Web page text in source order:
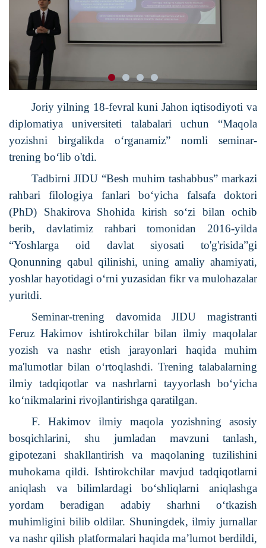
Joriy yilning 18-fevral kuni Jahon iqtisodiyoti va
diplomatiya universiteti talabalari uchun “Maqola
yozishni birgalikda o‘rganamiz” nomli seminar-
trening bo‘lib o'tdi.
Tadbirni JIDU “Besh muhim tashabbus” markazi
rahbari filologiya fanlari bo‘yicha falsafa doktori
(PhD) Shakirova Shohida kirish so‘zi bilan ochib
berib, davlatimiz rahbari tomonidan 2016-yilda
“Yoshlarga oid davlat siyosati to'g'risida”gi
Qonunning qabul qilinishi, uning amaliy ahamiyati,
yoshlar hayotidagi o‘rni yuzasidan fikr va mulohazalar
yuritdi.
Seminar-trening davomida JIDU magistranti
Feruz Hakimov ishtirokchilar bilan ilmiy maqolalar
yozish va nashr etish jarayonlari haqida muhim
ma'lumotlar bilan o‘rtoqlashdi. Trening talabalarning
ilmiy tadqiqotlar va nashrlarni tayyorlash bo‘yicha
ko‘nikmalarini rivojlantirishga qaratilgan.
F. Hakimov ilmiy maqola yozishning asosiy
bosqichlarini, shu jumladan mavzuni tanlash,
gipotezani shakllantirish va maqolaning tuzilishini
muhokama qildi. Ishtirokchilar mavjud tadqiqotlarni
aniqlash va bilimlardagi bo‘shliqlarni aniqlashga
yordam beradigan adabiy sharhni o‘tkazish
muhimligini bilib oldilar. Shuningdek, ilmiy jurnallar
va nashr qilish platformalari haqida ma’lumot berdildi,